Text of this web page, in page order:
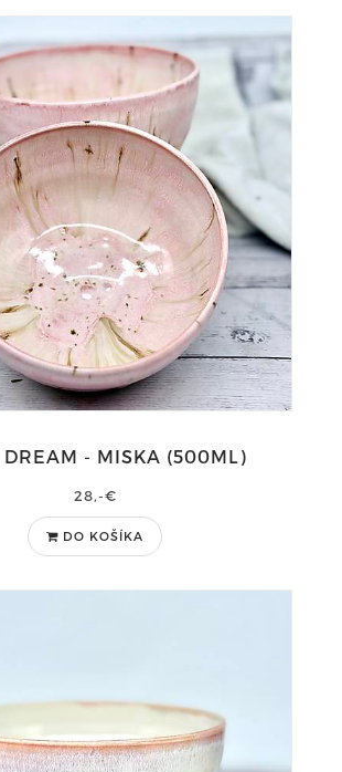
DREAM - MISKA (500ML)
28,-€
DO KOŠÍKA